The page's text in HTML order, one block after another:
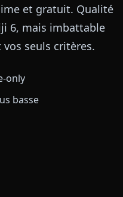
et gratuit. Qualité
6, mais imbattable
seuls critères.
only
basse